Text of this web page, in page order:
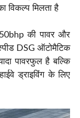
विकल्प मिलता है
की पावर और
DSG ऑटोमैटिक
पावरफुल है बल्कि
ड्राइविंग के लिए